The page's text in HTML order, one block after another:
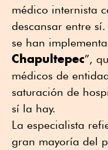
médico internista
descansar entre
se han
Chapultepec”,
médicos de
saturación de
sí la hay.
La especialista
gran mayoría del